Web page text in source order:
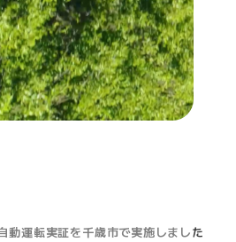
動運転実証を千歳市で実施しました